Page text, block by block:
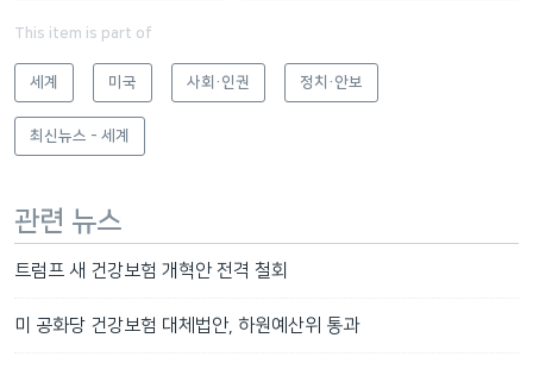
This item is part of
세계 미국 사회·인권 정치·안보
최신뉴스 - 세계
관련 뉴스
트럼프 새 건강보험 개혁안 전격 철회
미 공화당 건강보험 대체법안, 하원예산위 통과